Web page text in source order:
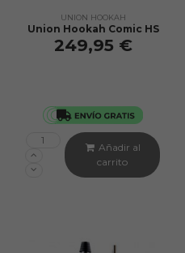
UNION HOOKAH
Union Hookah Comic HS
249,95 €
Añadir al
carrito